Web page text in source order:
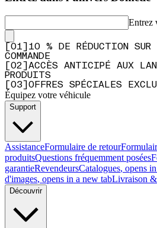
Entrez
01
10 % DE RÉDUCTION SUR
COMMANDE
02
ACCÈS ANTICIPÉ AUX
PRODUITS
03 OFFRES SPÉCIALES
Équipez votre véhicule
Support
AssistanceFormulaire de retour
produitsQuestions fréquemment posées
garantieRevendeursCatalogues, opens
d'images, opens in a new tabLivraison
Découvrir